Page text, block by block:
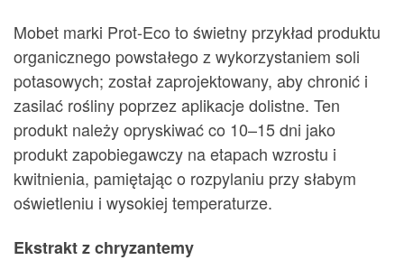
Mobet marki Prot-Eco to świetny przykład produktu
organicznego powstałego z wykorzystaniem soli
potasowych; został zaprojektowany, aby chronić i
zasilać rośliny poprzez aplikacje dolistne. Ten
produkt należy opryskiwać co 10–15 dni jako
produkt zapobiegawczy na etapach wzrostu i
kwitnienia, pamiętając o rozpylaniu przy słabym
oświetleniu i wysokiej temperaturze.
Ekstrakt z chryzantemy